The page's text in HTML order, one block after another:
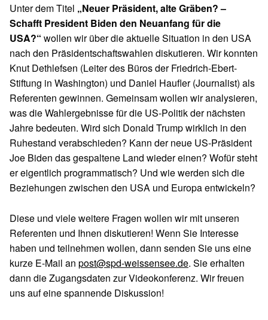
Unter dem Titel „Neuer Präsident, alte Gräben? –
Schafft President Biden den Neuanfang für die
USA?“ wollen wir über die aktuelle Situation in den USA
nach den Präsidentschaftswahlen diskutieren. Wir konnten
Knut Dethlefsen (Leiter des Büros der Friedrich-Ebert-
Stiftung in Washington) und Daniel Haufler (Journalist) als
Referenten gewinnen. Gemeinsam wollen wir analysieren,
was die Wahlergebnisse für die US-Politik der nächsten
Jahre bedeuten. Wird sich Donald Trump wirklich in den
Ruhestand verabschieden? Kann der neue US-Präsident
Joe Biden das gespaltene Land wieder einen? Wofür steht
er eigentlich programmatisch? Und wie werden sich die
Beziehungen zwischen den USA und Europa entwickeln?
Diese und viele weitere Fragen wollen wir mit unseren
Referenten und Ihnen diskutieren! Wenn Sie Interesse
haben und teilnehmen wollen, dann senden Sie uns eine
kurze E-Mail an post@spd-weissensee.de. Sie erhalten
dann die Zugangsdaten zur Videokonferenz. Wir freuen
uns auf eine spannende Diskussion!